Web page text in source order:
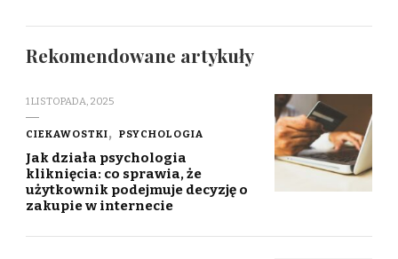
Rekomendowane artykuły
1 LISTOPADA, 2025
CIEKAWOSTKI PSYCHOLOGIA
Jak działa psychologia
kliknięcia: co sprawia, że
użytkownik podejmuje decyzję o
zakupie w internecie